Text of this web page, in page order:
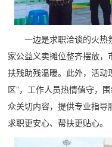
一边是求职洽谈的火热
家公益义卖摊位整齐摆放，
扶残助残温暖。此外，活动
区”，工作人员热情值守，
众关切内容，提供专业指导
求职更安心、帮扶更贴心。